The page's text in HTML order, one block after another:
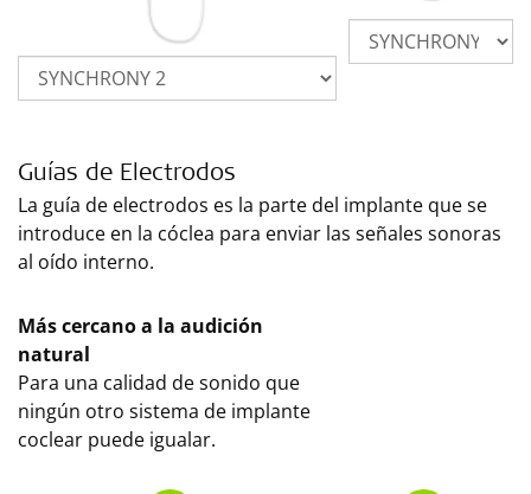
Guías de Electrodos
La guía de electrodos es la parte del implante que se
introduce en la cóclea para enviar las señales sonoras
al oído interno.
Más cercano a la audición
natural
Para una calidad de sonido que
ningún otro sistema de implante
coclear puede igualar.